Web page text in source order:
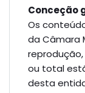
Conceção
Os
da Câmara
ou total
desta